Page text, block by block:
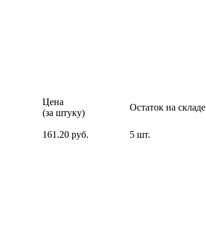
Цена
(за штуку)
Остаток на складе
161.20 руб. 5 шт.